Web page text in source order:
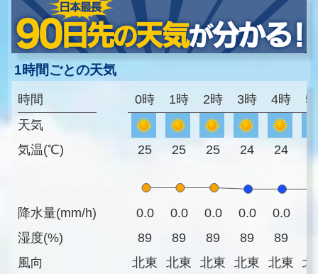
1時間ごとの天気
時間
天気
気温(℃)
降水量(mm/h)
湿度(%)
風向
0時 1時 2時 3時 4時 5
25 25 25 24 24
0.0 0.0 0.0 0.0 0.0
89
89 89 89 89
北東
北東 北東 北東 北東 北